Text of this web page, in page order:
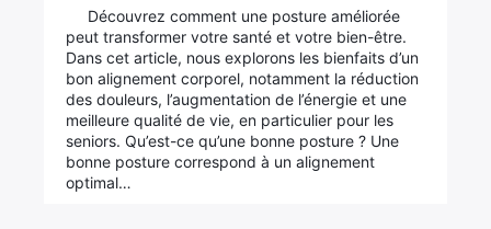
Découvrez comment une posture améliorée
peut transformer votre santé et votre bien-être.
Dans cet article, nous explorons les bienfaits d’un
bon alignement corporel, notamment la réduction
des douleurs, l’augmentation de l’énergie et une
meilleure qualité de vie, en particulier pour les
seniors. Qu’est-ce qu’une bonne posture ? Une
bonne posture correspond à un alignement
optimal…
×